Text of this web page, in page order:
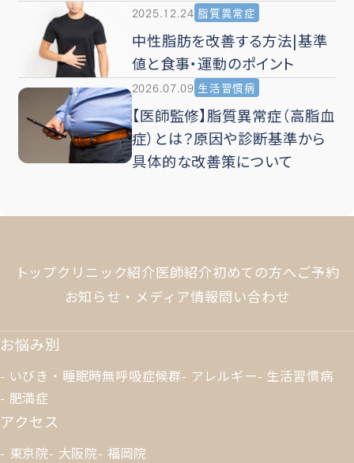
2025.12.24 脂質異常症
中性脂肪を改善する方法|基準
値と食事・運動のポイント
2026.07.09 生活習慣病
【医師監修】脂質異常症（高脂血
症）とは？原因や診断基準から
具体的な改善策について
トップクリニック紹介医師紹介初めての方へ ご予約
お知らせ・メディア情報問い合わせ
お悩み別
いびき・睡眠時無呼吸症候群 アレルギー 生活習慣病
肥満症
アクセス
東京院 大阪院 福岡院